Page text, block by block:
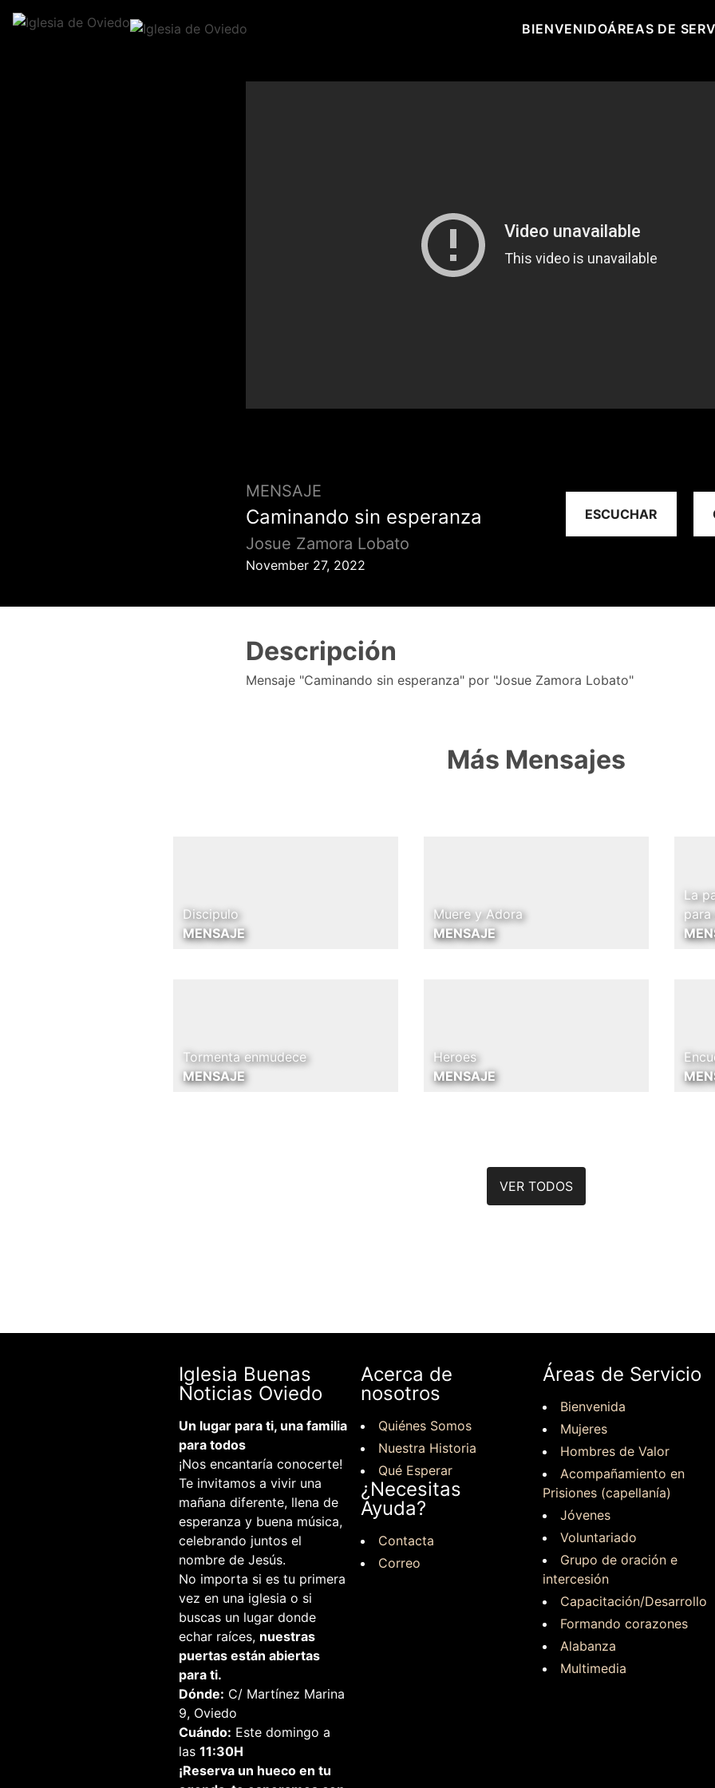
BIENVENIDOÁREAS DE
MENSAJE
Caminando sin esperanza
Josue Zamora Lobato
November 27, 2022
ESCUCHAR
Descripción
Mensaje "Caminando sin esperanza" por "Josue Zamora Lobato"
Más Mensajes
Discipulo
MENSAJE
Muere y Adora
MENSAJE
La
Tormenta enmudece
MENSAJE
Heroes
MENSAJE
VER TODOS
Iglesia Buenas
Noticias Oviedo
Un lugar para ti, una familia
para todos
¡Nos encantaría conocerte!
Te invitamos a vivir una
mañana diferente, llena de
esperanza y buena música,
celebrando juntos el
nombre de Jesús.
No importa si es tu primera
vez en una iglesia o si
buscas un lugar donde
echar raíces, nuestras
puertas están abiertas
para ti.
Dónde: C/ Martínez Marina
9, Oviedo
Cuándo: Este domingo a
las 11:30H
¡Reserva un hueco en tu
Acerca de
nosotros
Quiénes Somos
Nuestra Historia
Qué Esperar
¿Necesitas
Ayuda?
Contacta
Correo
Áreas de Servicio
Bienvenida
Mujeres
Hombres de Valor
Acompañamiento en
Prisiones (capellanía)
Jóvenes
Voluntariado
Grupo de oración e
intercesión
Capacitación/Desarrollo
Formando corazones
Alabanza
Multimedia